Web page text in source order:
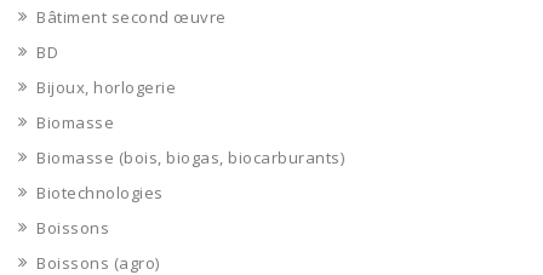
Bâtiment second œuvre
BD
Bijoux, horlogerie
Biomasse
Biomasse (bois, biogas, biocarburants)
Biotechnologies
Boissons
Boissons (agro)